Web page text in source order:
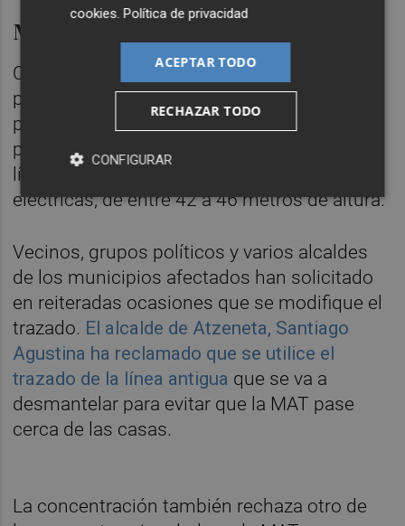
MAT Morella- La Plana
Cabe recordar que la nueva línea MAT
pretende cruzar hasta 16 poblaciones de la
provincia y ha causado un gran rechazo. El
proyecto prevé 86,7 kilómetros de doble
línea. En ellos se ubicarán 189 torres
eléctricas, de entre 42 a 46 metros de altura.
Vecinos, grupos políticos y varios alcaldes
de los municipios afectados han solicitado
en reiteradas ocasiones que se modifique el
trazado. El alcalde de Atzeneta, Santiago
Agustina ha reclamado que se utilice el
trazado de la línea antigua que se va a
desmantelar para evitar que la MAT pase
cerca de las casas.
La concentración también rechaza otro de
cookies.Política de privacidad
ACEPTAR TODO
RECHAZAR TODO
CONFIGURAR